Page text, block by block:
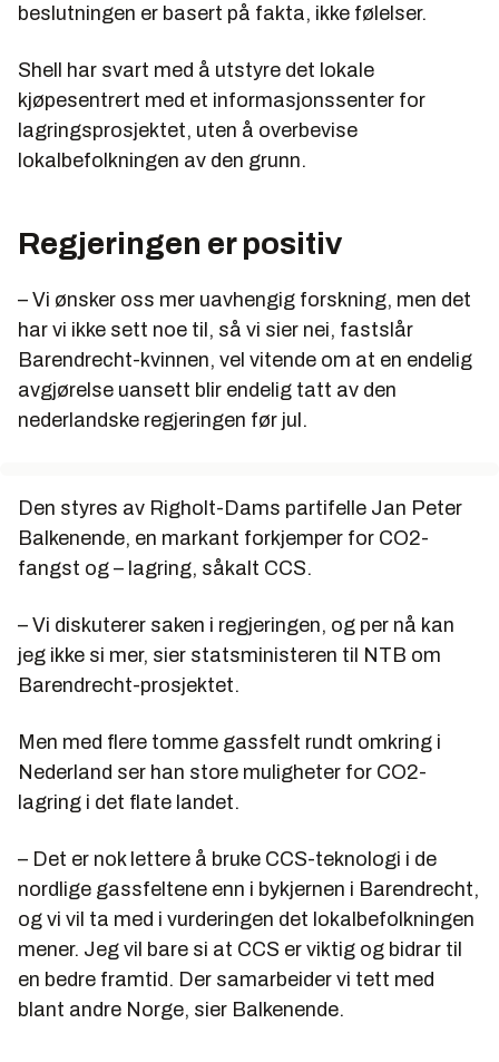
beslutningen er basert på fakta, ikke følelser.
Shell har svart med å utstyre det lokale
kjøpesentrert med et informasjonssenter for
lagringsprosjektet, uten å overbevise
lokalbefolkningen av den grunn.
Regjeringen er positiv
– Vi ønsker oss mer uavhengig forskning, men det
har vi ikke sett noe til, så vi sier nei, fastslår
Barendrecht-kvinnen, vel vitende om at en endelig
avgjørelse uansett blir endelig tatt av den
nederlandske regjeringen før jul.
Den styres av Righolt-Dams partifelle Jan Peter
Balkenende, en markant forkjemper for CO2-
fangst og – lagring, såkalt CCS.
– Vi diskuterer saken i regjeringen, og per nå kan
jeg ikke si mer, sier statsministeren til NTB om
Barendrecht-prosjektet.
Men med flere tomme gassfelt rundt omkring i
Nederland ser han store muligheter for CO2-
lagring i det flate landet.
– Det er nok lettere å bruke CCS-teknologi i de
nordlige gassfeltene enn i bykjernen i Barendrecht,
og vi vil ta med i vurderingen det lokalbefolkningen
mener. Jeg vil bare si at CCS er viktig og bidrar til
en bedre framtid. Der samarbeider vi tett med
blant andre Norge, sier Balkenende.